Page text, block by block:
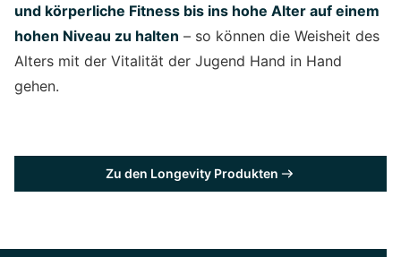
und körperliche Fitness bis ins hohe Alter auf einem
hohen Niveau zu halten – so können die Weisheit des
Alters mit der Vitalität der Jugend Hand in Hand
gehen.
Zu den Longevity Produkten